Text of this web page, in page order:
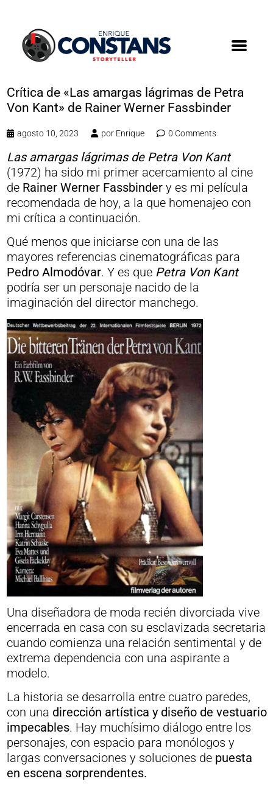
Crítica de «Las amargas lágrimas de Petra
Von Kant» de Rainer Werner Fassbinder
agosto 10, 2023 por Enrique 0 Comments
Las amargas lágrimas de Petra Von Kant
(1972) ha sido mi primer acercamiento al cine
de Rainer Werner Fassbindery es mi película
recomendada de hoy, a la que homenajeo con
mi crítica a continuación.
Qué menos que iniciarse con una de las
mayores referencias cinematográficas para
Pedro Almodóvar. Y es que Petra Von Kant
podría ser un personaje nacido de la
imaginación del director manchego.
Una diseñadora de moda recién divorciada vive
encerrada en casa con su esclavizada secretaria
cuando comienza una relación sentimental y de
extrema dependencia con una aspirante a
modelo.
La historia se desarrolla entre cuatro paredes,
con una dirección artística y diseño de vestuario
impecables. Hay muchísimo diálogo entre los
personajes, con espacio para monólogos y
largas conversaciones y soluciones depuesta
en escena sorprendentes.